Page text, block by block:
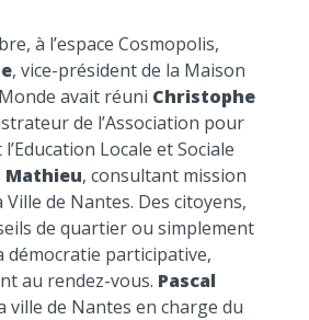
à l’espace Cosmopolis,
, vice-président de la Maison
avait réuni Christophe
de l’Association pour
Locale et Sociale
Mathieu, consultant mission
de Nantes. Des citoyens,
de quartier ou simplement
démocratie participative,
au rendez-vous. Pascal
ville de Nantes en charge du